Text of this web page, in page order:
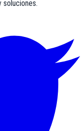
soluciones.